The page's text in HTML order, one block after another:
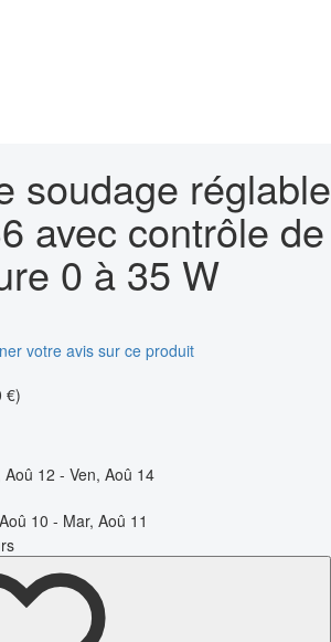
soudage réglable
avec contrôle de
0 à 35 W
votre avis sur ce produit
€)
Aoû 12 - Ven, Aoû 14
10 - Mar, Aoû 11